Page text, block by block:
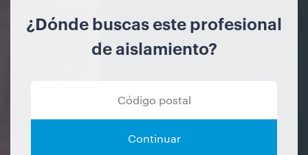
¿Dónde buscas este profesional
de aislamiento?
Continuar